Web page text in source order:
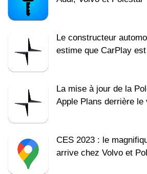
Le constructeur
estime que CarPlay
La mise à jour de la
Apple Plans derrière le
CES 2023 : le
arrive chez Volvo et